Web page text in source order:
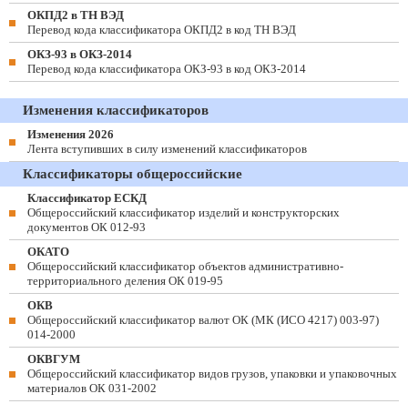
ОКПД2 в ТН ВЭД
Перевод кода классификатора ОКПД2 в код ТН ВЭД
ОКЗ-93 в ОКЗ-2014
Перевод кода классификатора ОКЗ-93 в код ОКЗ-2014
Изменения классификаторов
Изменения 2026
Лента вступивших в силу изменений классификаторов
Классификаторы общероссийские
Классификатор ЕСКД
Общероссийский классификатор изделий и конструкторских
документов ОК 012-93
ОКАТО
Общероссийский классификатор объектов административно-
территориального деления ОК 019-95
ОКВ
Общероссийский классификатор валют ОК (МК (ИСО 4217) 003-97)
014-2000
ОКВГУМ
Общероссийский классификатор видов грузов, упаковки и упаковочных
материалов ОК 031-2002